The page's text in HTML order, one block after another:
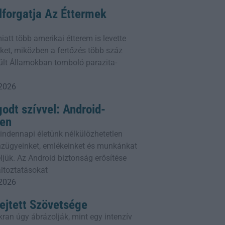
Az Éttermek
több amerikai étterem is levette
miközben a fertőzés több száz
Államokban tomboló parazita-
szívvel: Android-
életünk nélkülözhetetlen
emlékeinket és munkánkat
Az Android biztonság erősítése
Szövetsége
úgy ábrázolják, mint egy intenzív